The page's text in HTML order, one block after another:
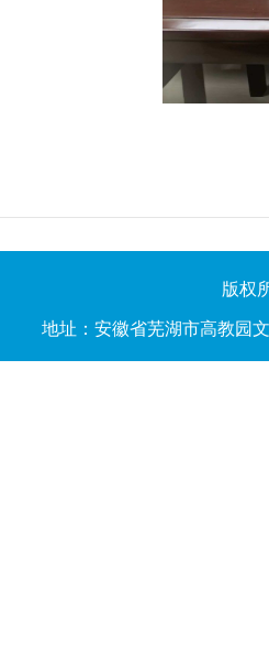
版权
地址：安徽省芜湖市高教园